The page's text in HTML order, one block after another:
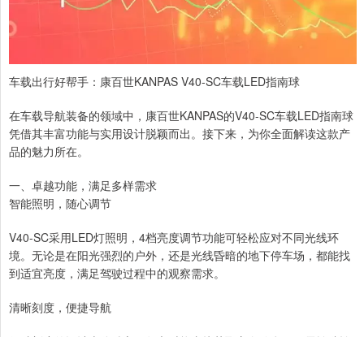
车载出行好帮手：康百世KANPAS V40-SC车载LED指南球
在车载导航装备的领域中，康百世KANPAS的V40-SC车载LED指南球
凭借其丰富功能与实用设计脱颖而出。接下来，为你全面解读这款产
品的魅力所在。
一、卓越功能，满足多样需求
智能照明，随心调节
V40-SC采用LED灯照明，4档亮度调节功能可轻松应对不同光线环
境。无论是在阳光强烈的户外，还是光线昏暗的地下停车场，都能找
到适宜亮度，满足驾驶过程中的观察需求。
清晰刻度，便捷导航